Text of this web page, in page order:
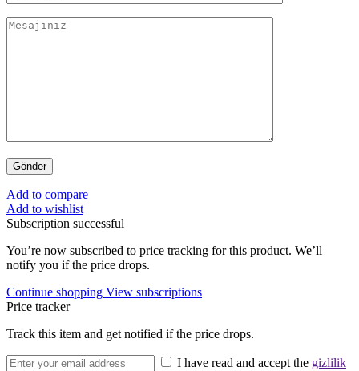
Add to compare
Add to wishlist
Subscription successful
You’re now subscribed to price tracking for this product. We’ll
notify you if the price drops.
Continue shopping View subscriptions
Price tracker
Track this item and get notified if the price drops.
I have read and accept the gizlilik